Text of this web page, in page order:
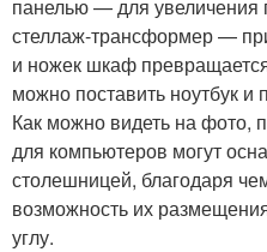
панелью — для
стеллаж-трансформер —
и ножек шкаф
можно поставить ноутбук и
Как можно видеть на фото,
для компьютеров могут
столешницей, благодаря
возможность их
углу.